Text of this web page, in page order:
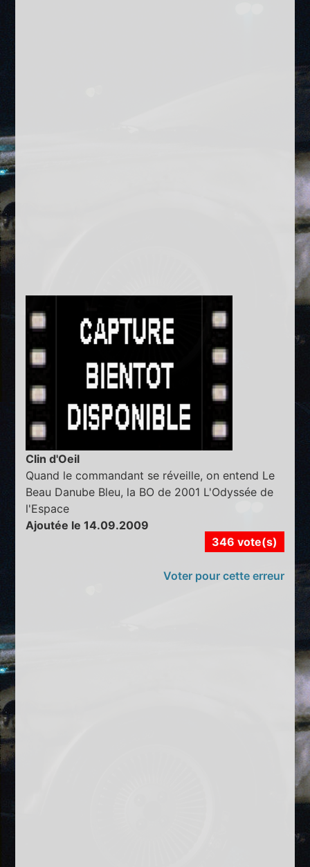
Clin d'Oeil
Quand le commandant se réveille, on entend Le
Beau Danube Bleu, la BO de 2001 L'Odyssée de
l'Espace
Ajoutée le 14.09.2009
346 vote(s)
Voter pour cette erreur